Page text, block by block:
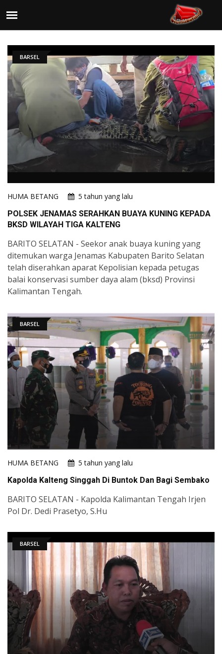
BARSEL
HUMA BETANG
5 tahun yang lalu
POLSEK JENAMAS SERAHKAN BUAYA KUNING KEPADA
BKSD WILAYAH TIGA KALTENG
BARITO SELATAN - Seekor anak buaya kuning yang
ditemukan warga Jenamas Kabupaten Barito Selatan
telah diserahkan aparat Kepolisian kepada petugas
balai konservasi sumber daya alam (bksd) Provinsi
Kalimantan Tengah.
BARSEL
HUMA BETANG
5 tahun yang lalu
Kapolda Kalteng Singgah Di Buntok Dan Bagi Sembako
BARITO SELATAN - Kapolda Kalimantan Tengah Irjen
Pol Dr. Dedi Prasetyo, S.Hu
BARSEL